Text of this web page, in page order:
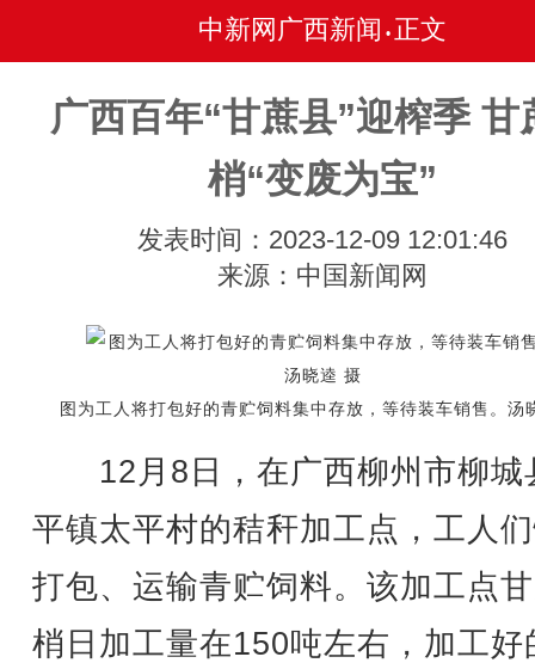
中新网广西新闻 • 正文
广西百年“甘蔗县”迎榨季 甘
梢“变废为宝”
发表时间：2023-12-09 12:01:46
来源：中国新闻网
图为工人将打包好的青贮饲料集中存放，等待装车销售。汤
12月8日，在广西柳州市柳城
平镇太平村的秸秆加工点，工人
打包、运输青贮饲料。该加工点
梢日加工量在150吨左右，加工好